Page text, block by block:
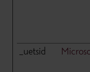
_uetsid